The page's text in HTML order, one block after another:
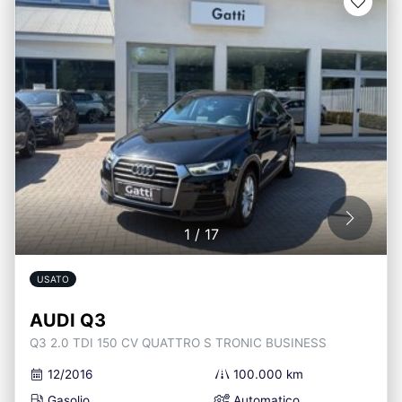
1 / 17
USATO
AUDI Q3
Q3 2.0 TDI 150 CV QUATTRO S TRONIC BUSINESS
12/2016
100.000 km